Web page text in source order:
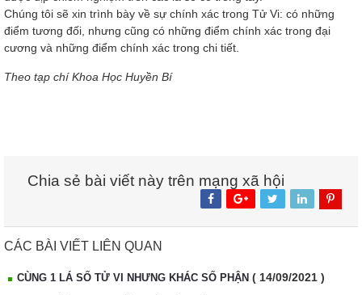
Chúng tôi sẽ xin trình bày về sự chính xác trong Tử Vi: có những
điểm tương đối, nhưng cũng có những điểm chính xác trong đại
cương và những điểm chính xác trong chi tiết.
Theo tạp chí Khoa Học Huyền Bí
Chia sẻ bài viết này trên mạng xã hội
CÁC BÀI VIẾT LIÊN QUAN
CÙNG 1 LÁ SỐ TỬ VI NHƯNG KHÁC SỐ PHẬN ( 14/09/2021 )